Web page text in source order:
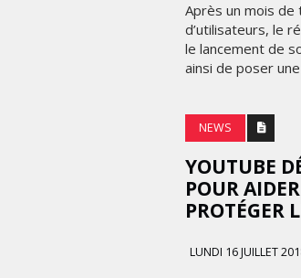
Après un mois
d’utilisateurs, le
le lancement de
ainsi de poser
NEWS
YOUTUBE
POUR
PROTÉGER
LUNDI 16 JUILLET